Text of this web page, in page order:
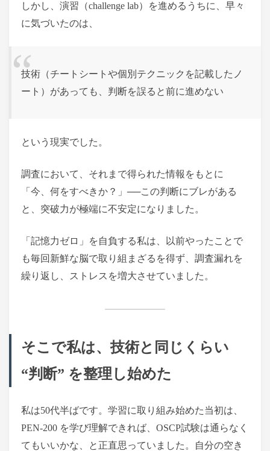
しかし、演習（challenge lab）を進めるうちに、早々
に気づいたのは、
技術（チートシートや個別テクニックを記載したノ
ート）があっても、判断を誤ると前に進めない
という現実でした。
調査において、それまで得られた情報をもとに
「今、何をすべきか？」──この判断にブレがある
と、突破力が極端に不安定になりました。
「記憶力ゼロ」を自負する私は、以前やったことで
も毎回新鮮な脳で取り組まざるを得ず、調査漏れを
繰り返し、ストレスを増大させていました。
そこで私は、技術と同じくらい
“判断” を整理し始めた
私は50代半ばです。学習に取り組み始めた当初は、
PEN-200 を学び理解できれば、OSCP試験は通らなく
てもいいかな、と正直思っていました。自分の空き